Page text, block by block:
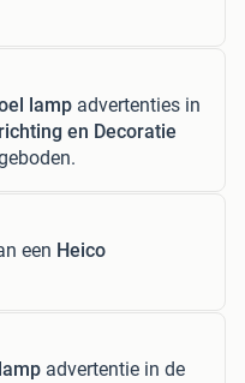
lamp advertenties in
en Decoratie
een Heico
advertentie in de